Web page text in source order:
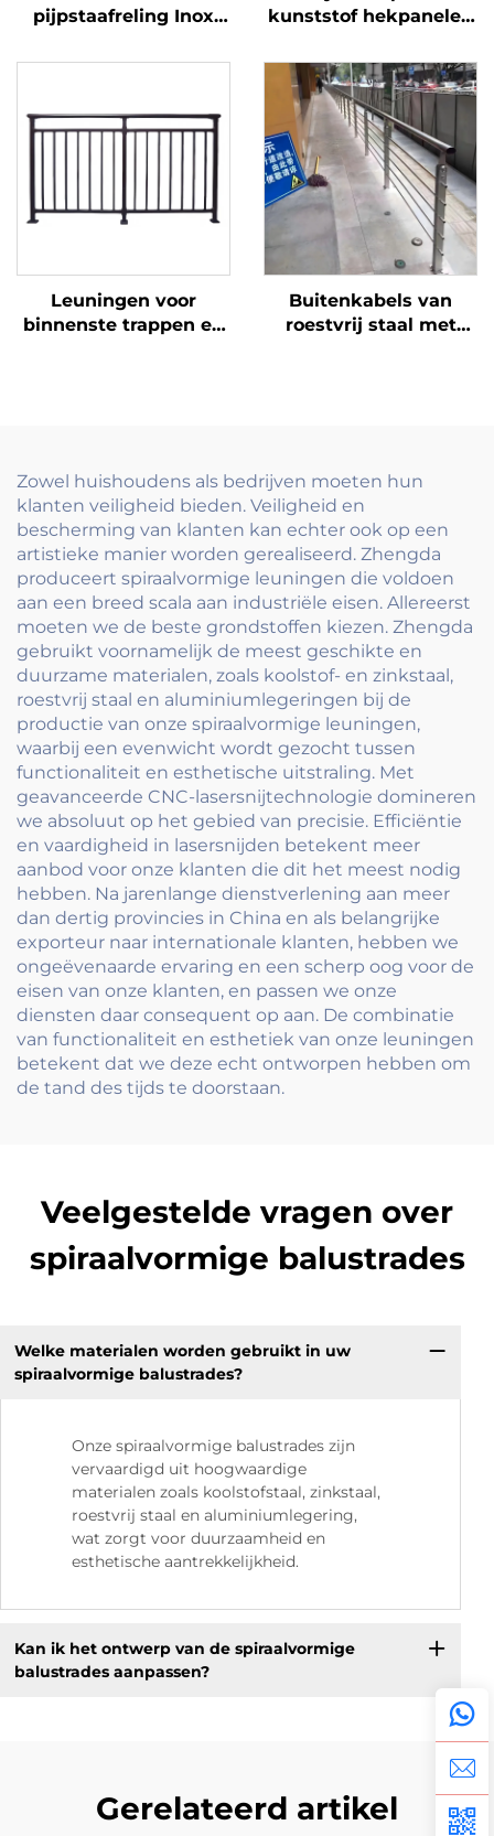
pijpstaafreling Inox
balkonrelingen en
traptoepassing
modern
kunststof hekpanelen
voor ecologische tuin,
duurzame
hekoplossing
Leuningen voor
binnenste trappen en
woningen
Buitenkabels van
roestvrij staal met
Zowel huishoudens als bedrijven moeten hun
klanten veiligheid bieden. Veiligheid en
bescherming van klanten kan echter ook op een
artistieke manier worden gerealiseerd. Zhengda
produceert spiraalvormige leuningen die voldoen
aan een breed scala aan industriële eisen. Allereerst
moeten we de beste grondstoffen kiezen. Zhengda
gebruikt voornamelijk de meest geschikte en
duurzame materialen, zoals koolstof- en zinkstaal,
roestvrij staal en aluminiumlegeringen bij de
productie van onze spiraalvormige leuningen,
waarbij een evenwicht wordt gezocht tussen
functionaliteit en esthetische uitstraling. Met
geavanceerde CNC-lasersnijtechnologie domineren
we absoluut op het gebied van precisie. Efficiëntie
en vaardigheid in lasersnijden betekent meer
aanbod voor onze klanten die dit het meest nodig
hebben. Na jarenlange dienstverlening aan meer
dan dertig provincies in China en als belangrijke
exporteur naar internationale klanten, hebben we
ongeëvenaarde ervaring en een scherp oog voor de
eisen van onze klanten, en passen we onze
diensten daar consequent op aan. De combinatie
van functionaliteit en esthetiek van onze leuningen
betekent dat we deze echt ontworpen hebben om
de tand des tijds te doorstaan.
Veelgestelde vragen over
spiraalvormige balustrades
Welke materialen worden gebruikt in uw
spiraalvormige balustrades?
Onze spiraalvormige balustrades zijn
vervaardigd uit hoogwaardige
materialen zoals koolstofstaal, zinkstaal,
roestvrij staal en aluminiumlegering,
wat zorgt voor duurzaamheid en
esthetische aantrekkelijkheid.
Kan ik het ontwerp van de spiraalvormige
balustrades aanpassen?
Gerelateerd artikel